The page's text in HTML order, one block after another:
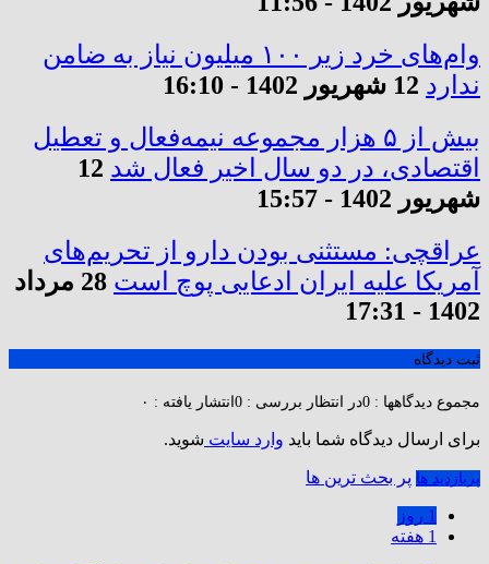
وام‌های خرد زیر ۱۰۰ میلیون نیاز به ضامن
ندارد 12 شهریور 1402 - 16:10
بیش از ۵ هزار مجموعه نیمه‌فعال و تعطیل
اقتصادی، در دو سال اخیر فعال شد 12
شهریور 1402 - 15:57
عراقچی: مستثنی بودن دارو از تحریم‌های
آمریکا علیه ایران ادعایی پوچ است
28 مرداد
1402 - 17:31
ثبت دیدگاه
مجموع دیدگاهها : 0 در انتظار بررسی : 0 انتشار یافته : ۰
برای ارسال دیدگاه شما باید وارد سایت شوید.
پربازدید ها پر بحث ترین ها
1 روز
1 هفته